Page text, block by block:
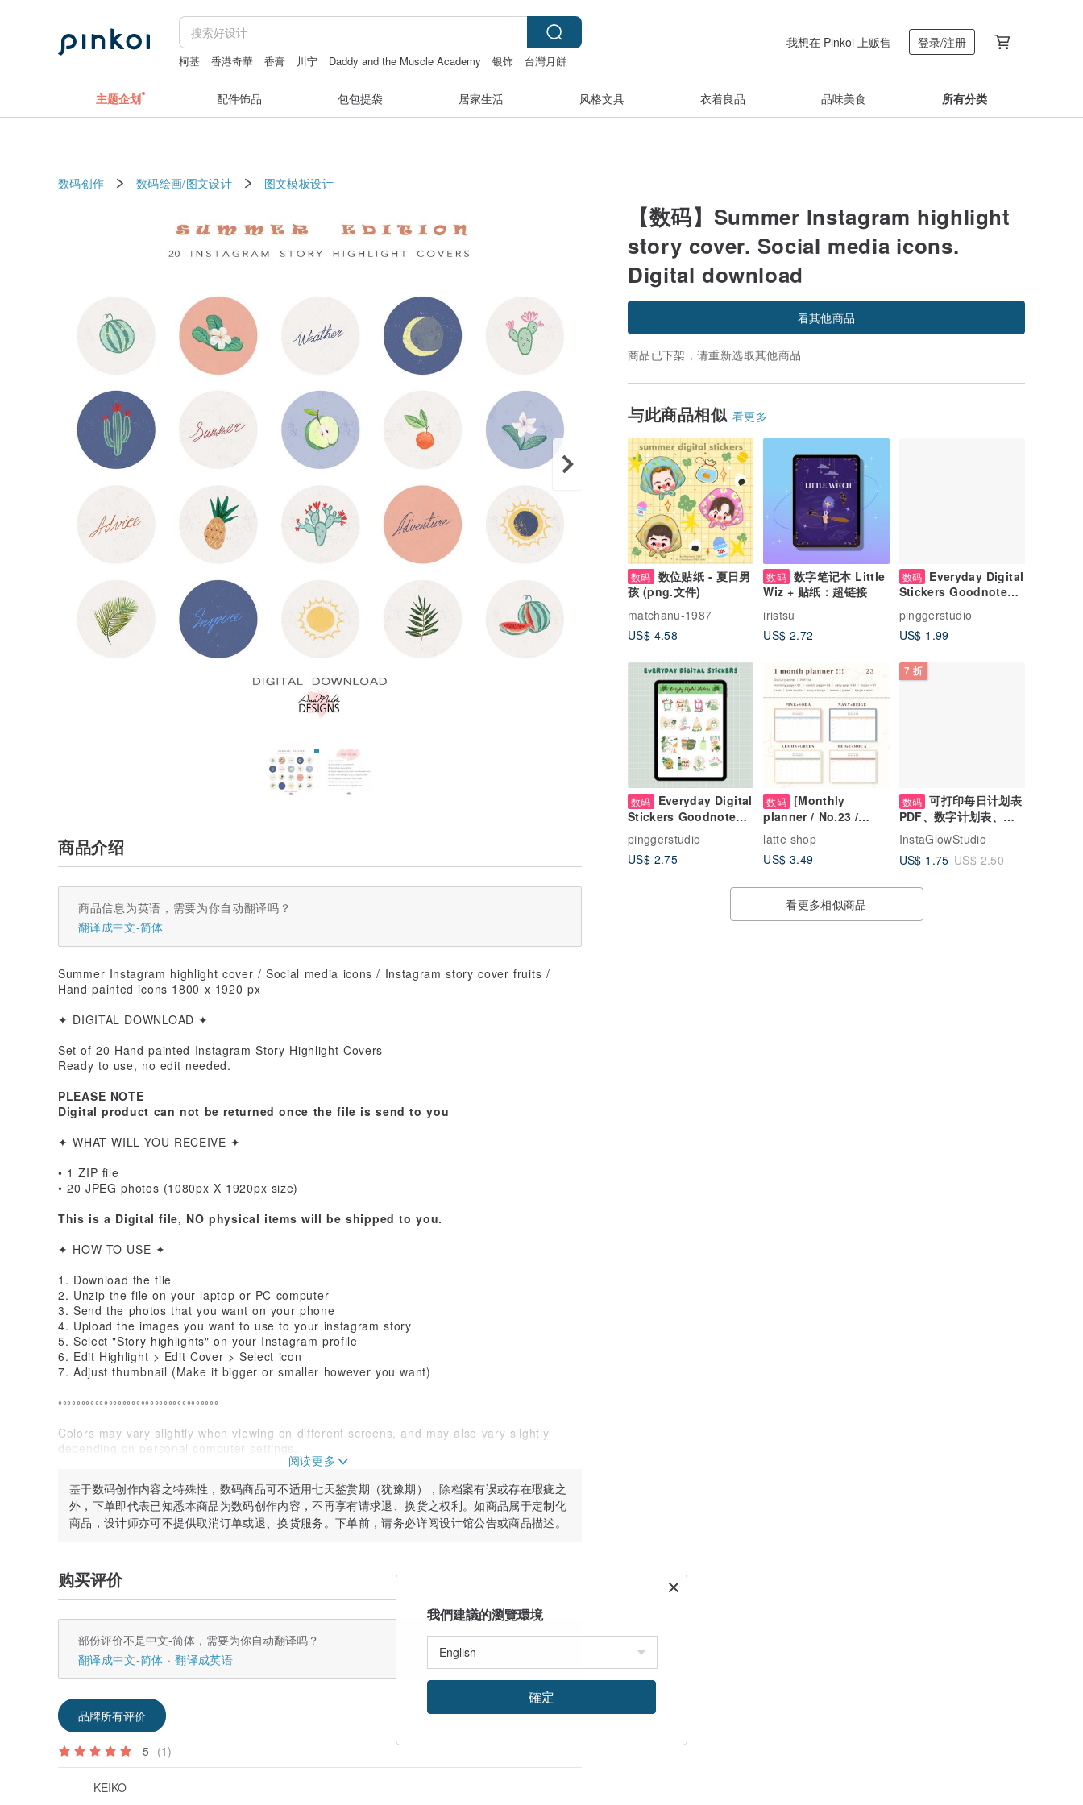
柯基 香港奇華 香膏 川宁 Daddy and the Muscle Academy 银饰
台灣月餅
我想在 Pinkoi 上贩售 登录/注册
主题企划 配件饰品 包包提袋 居家生活 风格文具 衣着良品 品味美食 所有分类
数码创作 数码绘画/图文设计 图文模板设计
【数码】Summer Instagram highlight
story cover. Social media icons.
Digital download
看其他商品
商品已下架，请重新选取其他商品
与此商品相似 看更多
数码 数位贴纸 - 夏日男
孩 (png.文件)
matchanu-1987
US$ 4.58
数码 数字笔记本 Little
Wiz + 贴纸：超链接
iristsu
US$ 2.72
数码 Everyday Digital
Stickers Goodnotes
& Notability | Daily
Digital Planner
Sticker
pinggerstudio
US$ 1.99
数码
Everyday Digital
Stickers Goodnotes
& Notability | Digital
Garden Stickers
pinggerstudio
US$ 2.75
数码 [Monthly
planner / No.23 /
Horizontal] Digital
planner that can be
used repeatedly
latte shop
US$ 3.49
7 折
数码 可打印每日计划表
PDF、数字计划表、可
打印清单、适用于 Ipad
InstaGlowStudio
US$ 1.75 US$ 2.50
看更多相似商品
商品介绍
商品信息为英语，需要为你自动翻译吗？
翻译成中文-简体
Summer Instagram highlight cover / Social media icons / Instagram story cover fruits /
Hand painted icons 1800 x 1920 px
✦ DIGITAL DOWNLOAD ✦
Set of 20 Hand painted Instagram Story Highlight Covers
Ready to use, no edit needed.
PLEASE NOTE
Digital product can not be returned once the file is send to you
✦ WHAT WILL YOU RECEIVE ✦
• 1 ZIP file
• 20 JPEG photos (1080px X 1920px size)
This is a Digital file, NO physical items will be shipped to you.
✦ HOW TO USE ✦
1. Download the file
2. Unzip the file on your laptop or PC computer
3. Send the photos that you want on your phone
4. Upload the images you want to use to your instagram story
5. Select "Story highlights" on your Instagram profile
6. Edit Highlight > Edit Cover > Select icon
7. Adjust thumbnail (Make it bigger or smaller however you want)
◦◦◦◦◦◦◦◦◦◦◦◦◦◦◦◦◦◦◦◦◦◦◦◦◦◦◦◦◦◦◦◦◦◦◦
Colors may vary slightly when viewing on different screens, and may also vary slightly
depending on personal computer settings.
FOR PERSONAL USE ONLY***
By purchasing this product, you agree to NOT re-distribute, share or resell this product
anywhere. By purchasing this design you agree and are bound to the copyright agreement.
By purchasing this item, you agree that you have read and understood the shop policies in
© AnaMaltzDesigns, 2023
基于数码创作内容之特殊性，数码商品可不适用七天鉴赏期（犹豫期），除档案有误或存在瑕疵之
外，下单即代表已知悉本商品为数码创作内容，不再享有请求退、换货之权利。如商品属于定制化
商品，设计师亦可不提供取消订单或退、换货服务。下单前，请务必详阅设计馆公告或商品描述。
购买评价
部份评价不是中文-简体，需要为你自动翻译吗？
翻译成中文-简体
翻译成英语
品牌所有评价
5 (1)
KEIKO
我們建議的瀏覽環境
確定